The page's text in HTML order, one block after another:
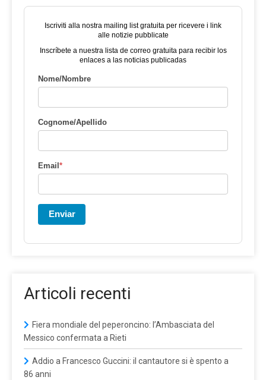
Iscriviti alla nostra mailing list gratuita per ricevere i link
alle notizie pubblicate
Inscríbete a nuestra lista de correo gratuita para recibir los
enlaces a las noticias publicadas
Nome/Nombre
Cognome/Apellido
Email*
Enviar
Articoli recenti
Fiera mondiale del peperoncino: l’Ambasciata del
Messico confermata a Rieti
Addio a Francesco Guccini: il cantautore si è spento a
86 anni